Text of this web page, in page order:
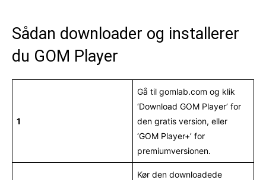
Sådan downloader og installerer
du GOM Player
1
Gå til gomlab.com og klik
‘Download GOM Player’ for
den gratis version, eller
‘GOM Player+’ for
premiumversionen.
Kør den downloadede